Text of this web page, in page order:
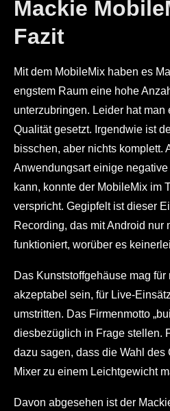
Mackie
Fazit
Mit dem MobileMix haben es
engstem Raum eine hohe
unterzubringen. Leider hat man
Qualität gesetzt. Irgendwie ist
bisschen, aber nichts komplett.
Anwendungsart einige
kann, konnte der MobileMix im
verspricht. Gegipfelt ist dieser
Recording, das mit Android nur
funktioniert, worüber es
Das Kunststoffgehäuse mag
akzeptabel sein, für Live-
umstritten. Das Firmenmotto
diesbezüglich in Frage stellen.
dazu sagen, dass die Wahl des
Mixer zu einem Leichtgewicht
Davon abgesehen ist der